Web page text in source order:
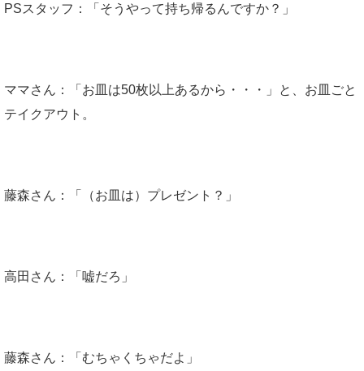
PSスタッフ：「そうやって持ち帰るんですか？」
ママさん：「お皿は50枚以上あるから・・・」と、お皿ごと
テイクアウト。
藤森さん：「（お皿は）プレゼント？」
高田さん：「嘘だろ」
藤森さん：「むちゃくちゃだよ」